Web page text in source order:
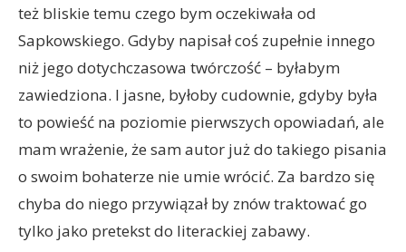
też bliskie temu czego bym oczekiwała od
Sapkowskiego. Gdyby napisał coś zupełnie innego
niż jego dotychczasowa twórczość – byłabym
zawiedziona. I jasne, byłoby cudownie, gdyby była
to powieść na poziomie pierwszych opowiadań, ale
mam wrażenie, że sam autor już do takiego pisania
o swoim bohaterze nie umie wrócić. Za bardzo się
chyba do niego przywiązał by znów traktować go
tylko jako pretekst do literackiej zabawy.